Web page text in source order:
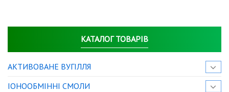
КАТАЛОГ ТОВАРІВ
АКТИВОВАНЕ ВУГІЛЛЯ
IОНООБМІННІ СМОЛИ